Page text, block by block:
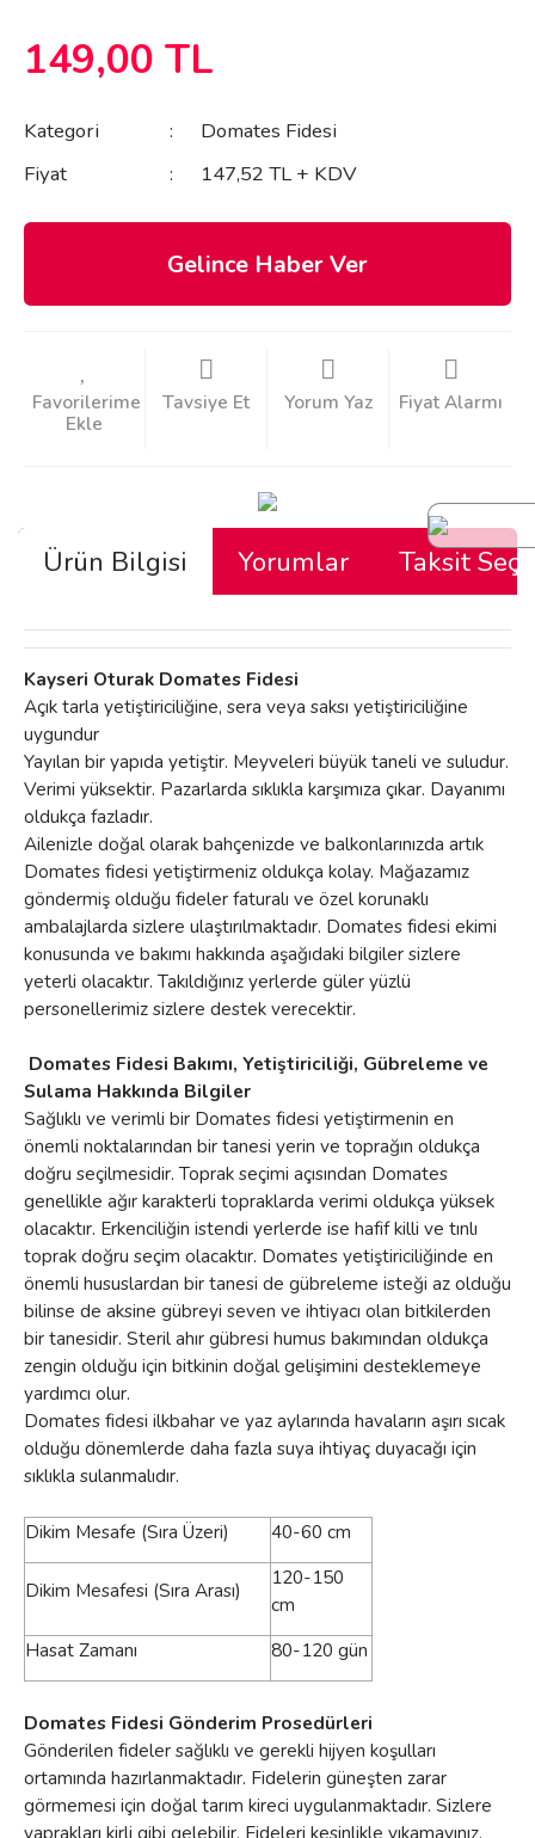
149,00 TL
Kategori
Domates Fidesi
Fiyat
147,52 TL + KDV
Gelince Haber Ver
Tavsiye Et Yorum Yaz Fiyat Alarmı
Ürün Bilgisi Yorumlar Taksit
Kayseri Oturak Domates Fidesi
Açık tarla yetiştiriciliğine, sera veya saksı yetiştiriciliğine
uygundur
Yayılan bir yapıda yetiştir. Meyveleri büyük taneli ve suludur.
Verimi yüksektir. Pazarlarda sıklıkla karşımıza çıkar. Dayanımı
oldukça fazladır.
Ailenizle doğal olarak bahçenizde ve balkonlarınızda artık
Domates fidesi yetiştirmeniz oldukça kolay. Mağazamız
göndermiş olduğu fideler faturalı ve özel korunaklı
ambalajlarda sizlere ulaştırılmaktadır. Domates fidesi ekimi
konusunda ve bakımı hakkında aşağıdaki bilgiler sizlere
yeterli olacaktır. Takıldığınız yerlerde güler yüzlü
personellerimiz sizlere destek verecektir.
Domates Fidesi Bakımı, Yetiştiriciliği, Gübreleme ve
Sulama Hakkında Bilgiler
Sağlıklı ve verimli bir Domates fidesi yetiştirmenin en
önemli noktalarından bir tanesi yerin ve toprağın oldukça
doğru seçilmesidir. Toprak seçimi açısından Domates
genellikle ağır karakterli topraklarda verimi oldukça yüksek
olacaktır. Erkenciliğin istendi yerlerde ise hafif killi ve tınlı
toprak doğru seçim olacaktır. Domates yetiştiriciliğinde en
önemli hususlardan bir tanesi de gübreleme isteği az olduğu
bilinse de aksine gübreyi seven ve ihtiyacı olan bitkilerden
bir tanesidir. Steril ahır gübresi humus bakımından oldukça
zengin olduğu için bitkinin doğal gelişimini desteklemeye
yardımcı olur.
Domates fidesi ilkbahar ve yaz aylarında havaların aşırı sıcak
olduğu dönemlerde daha fazla suya ihtiyaç duyacağı için
sıklıkla sulanmalıdır.
Dikim Mesafe (Sıra Üzeri) 40-60 cm
Dikim Mesafesi (Sıra Arası)
120-150
cm
Hasat Zamanı
80-120 gün
Domates Fidesi Gönderim Prosedürleri
Gönderilen fideler sağlıklı ve gerekli hijyen koşulları
ortamında hazırlanmaktadır. Fidelerin güneşten zarar
görmemesi için doğal tarım kireci uygulanmaktadır. Sizlere